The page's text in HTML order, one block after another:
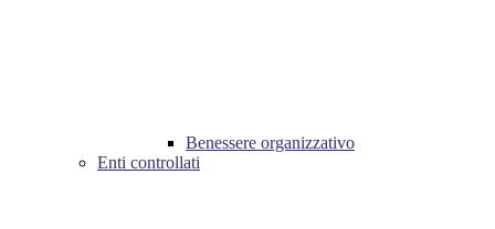
Benessere organizzativo
Enti controllati